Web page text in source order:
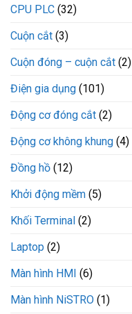
CPU PLC (32)
Cuộn cắt (3)
Cuộn đóng – cuộn cắt (2)
Điện gia dụng (101)
Động cơ đóng cắt (2)
Động cơ không khung (4)
Đồng hồ (12)
Khởi động mềm (5)
Khối Terminal (2)
Laptop (2)
Màn hình HMI (6)
Màn hình NiSTRO (1)